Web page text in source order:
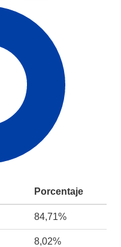
Porcentaje
84,71%
8,02%